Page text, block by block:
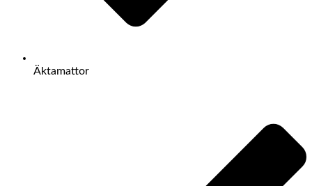
Äktamattor